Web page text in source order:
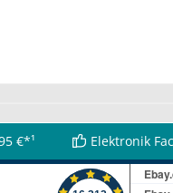
€*¹ Elektronik